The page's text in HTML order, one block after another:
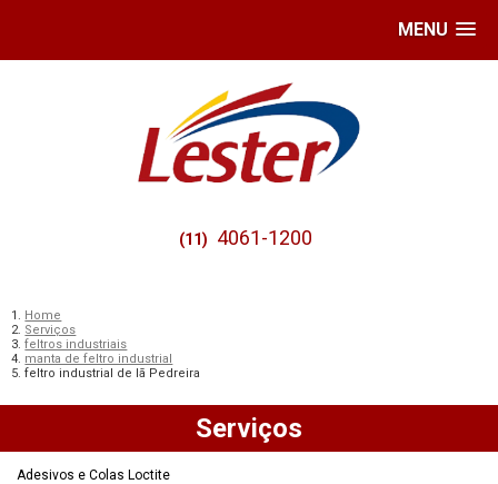
MENU
(11) 4061-1200
Home
Serviços
feltros industriais
manta de feltro industrial
feltro industrial de lã Pedreira
Serviços
Adesivos e Colas Loctite